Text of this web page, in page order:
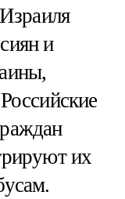
и
их